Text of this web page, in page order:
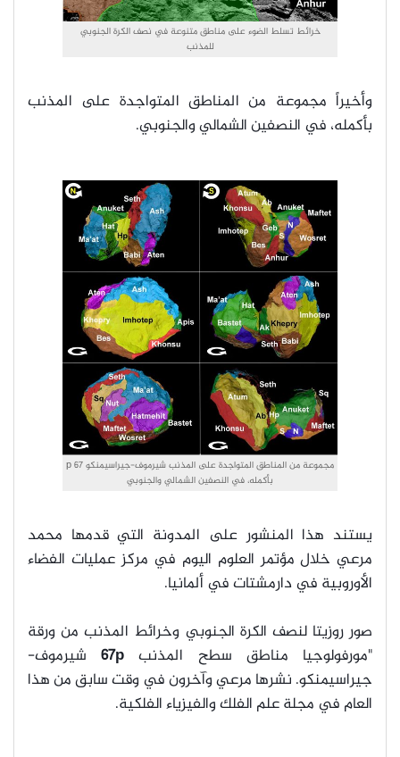
خرائط تسلط الضوء على مناطق متنوعة في نصف الكرة الجنوبي
للمذنب
وأخيراً مجموعة من المناطق المتواجدة على المذنب
بأكمله، في النصفين الشمالي والجنوبي.
مجموعة من المناطق المتواجدة على المذنب شيرموف-جيراسيمنكو 67 p
بأكمله، في النصفين الشمالي والجنوبي
يستند هذا المنشور على المدونة التي قدمها محمد
مرعي خلال مؤتمر العلوم اليوم في مركز عمليات الفضاء
الأوروبية في دارمشتات في ألمانيا.
صور روزيتا لنصف الكرة الجنوبي وخرائط المذنب من ورقة
"مورفولوجيا مناطق سطح المذنب 67pشيرموف-
جيراسيمنكو. نشرها مرعي وآخرون في وقت سابق من هذا
العام في مجلة علم الفلك والفيزياء الفلكية.